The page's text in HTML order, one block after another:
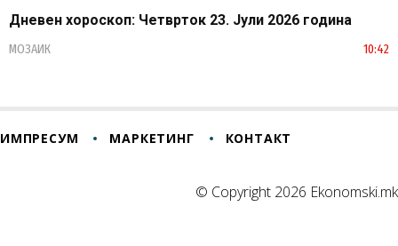
Дневен хороскоп: Четврток 23. Јули 2026 година
МОЗАИК 10:42
ИМПРЕСУМ МАРКЕТИНГ КОНТАКТ
© Copyright 2026 Ekonomski.mk